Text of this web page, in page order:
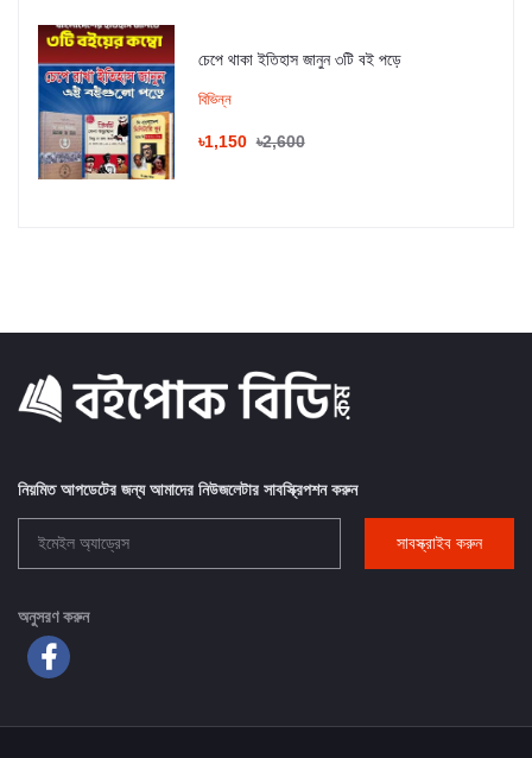
চেপে থাকা ইতিহাস জানুন ৩টি বই পড়ে
বিভিন্ন
৳1,150 ৳2,600
নিয়মিত আপডেটের জন্য আমাদের নিউজলেটার সাবস্ক্রিপশন করুন
সাবস্ক্রাইব করুন
অনুসরণ করুন